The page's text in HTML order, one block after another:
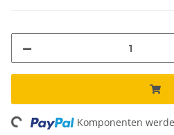
Komponenten